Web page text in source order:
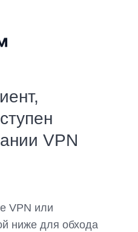
VPN
VPN или
ниже для обхода